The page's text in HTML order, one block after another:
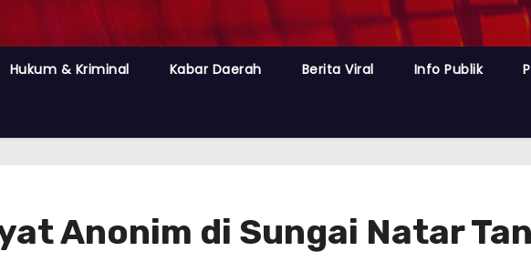
Hukum & Kriminal Kabar Daerah Berita Viral Info Publik
Anonim di Sungai Natar